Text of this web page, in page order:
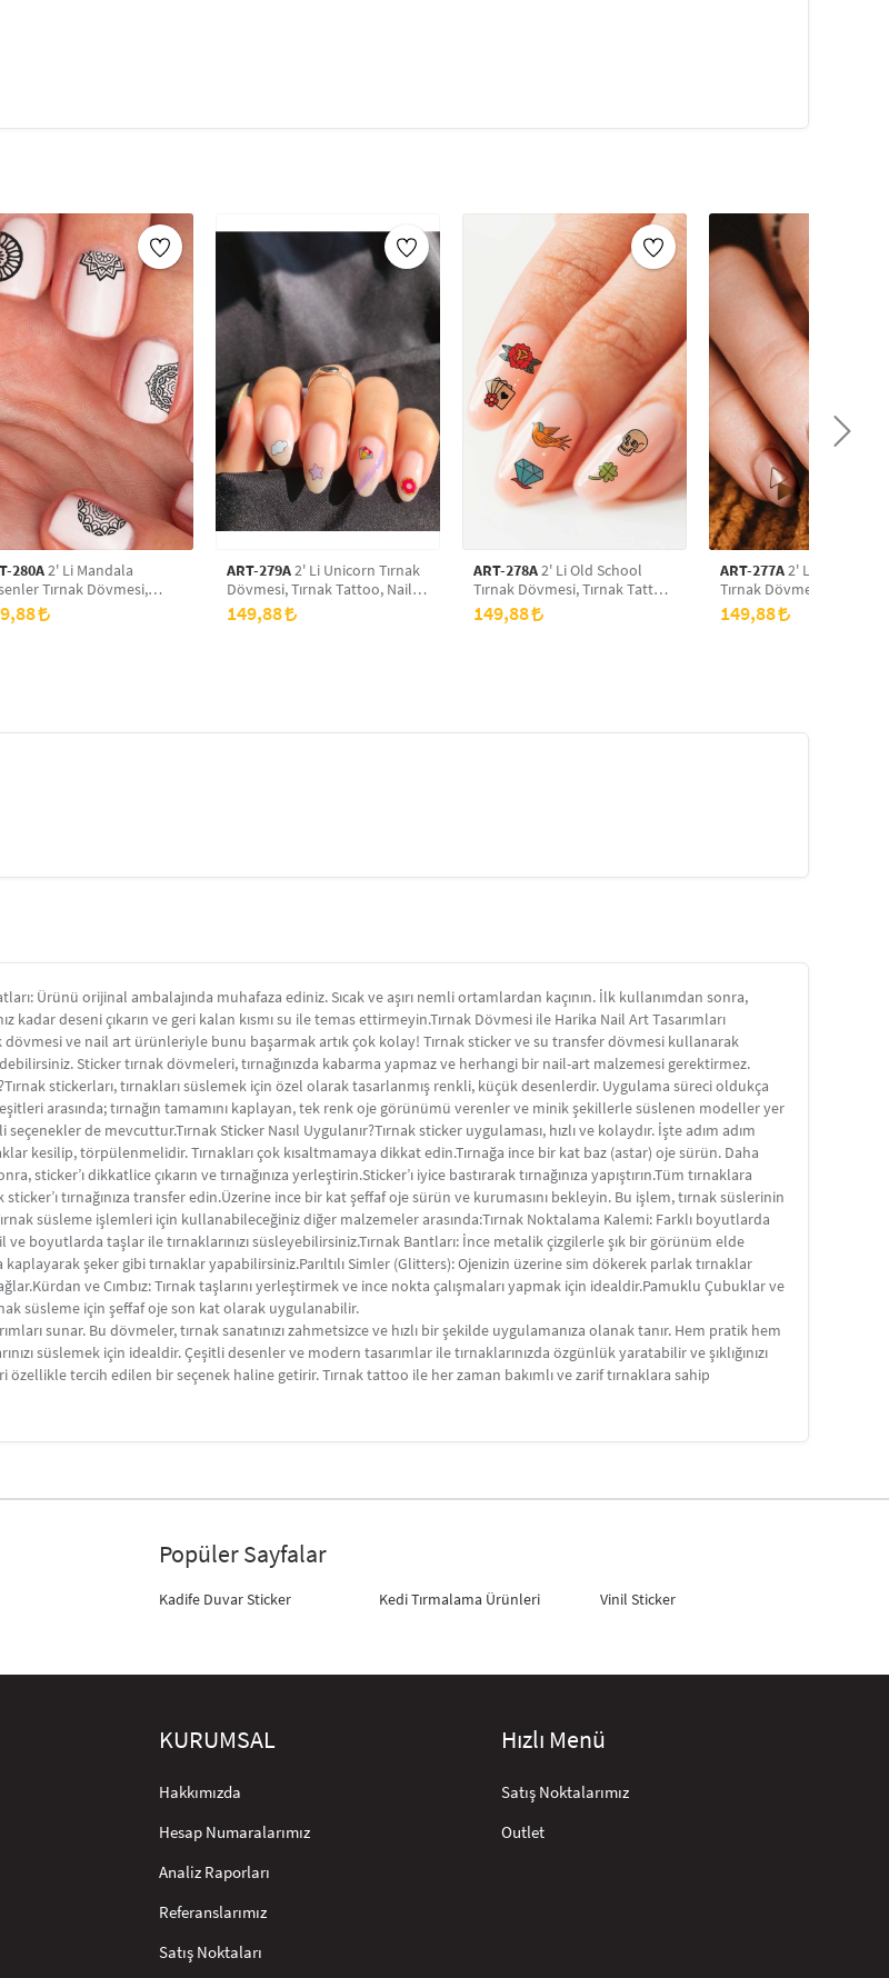
oluşturmak için kullanılır.Tırnak Taşları: Farklı renk, şekil ve boyutlarda taşlar ile tırnaklarınızı
yaratabilirsiniz.Tırnak Damgalama Seti: Kendi tasarımlarınızı yapabilmenizi sağlar.Kürdan ve
Cımbız: Tırnak taşlarını yerleştirmek ve ince nokta çalışmaları yapmak için idealdir.Pamuklu
Çubuklar ve Aseton: Oje taşmalarını temizlemek için kullanılır.Oje ve Şeffaf Oje (Astar): Tırnak
süsleme için şeffaf oje son kat olarak uygulanabilir.
Tırnak Tattoo, tırnaklarınıza eşsiz bir görünüm kazandıran geçici dövme tasarımları sunar. Bu
dövmeler, tırnak sanatınızı zahmetsizce ve hızlı bir şekilde uygulamanıza olanak tanır. Hem pratik
hem de şık bir seçenek olan tırnak dövmeleri, her gün veya özel günlerde tırnaklarınızı süslemek için
idealdir. Çeşitli desenler ve modern tasarımlar ile tırnaklarınızda özgünlük yaratabilir ve şıklığınızı
vurgulayabilirsiniz. Kolayca uygulanabilir ve çıkarılabilir olması, bu dövmeleri özellikle tercih edilen
bir seçenek haline getirir. Tırnak tattoo ile her zaman bakımlı ve zarif tırnaklara sahip olabilirsiniz.
280A2' Li Mandala
Tırnak Dövmesi,
Tattoo, Nail Art, Tırnak
ART-279A2' Li Unicorn Tırnak
Dövmesi, Tırnak Tattoo, Nail
Art, Tırnak Sticker
149,88
ART-278A2' Li Old School
Tırnak Dövmesi, Tırnak Tattoo,
Nail Art, Tırnak Sticker
149,88
ART-277A2' Li Boho
Tırnak Dövmesi, Tırnak
Nail Art, Tırnak Sticker
149,88
Ürünü orijinal ambalajında muhafaza ediniz. Sıcak ve aşırı nemli ortamlardan kaçının. İlk kullanımdan sonra,
deseni çıkarın ve geri kalan kısmı su ile temas ettirmeyin.Tırnak Dövmesi ile Harika Nail Art Tasarımları
dövmesi ve nail art ürünleriyle bunu başarmak artık çok kolay! Tırnak sticker ve su transfer dövmesi kullanarak
Sticker tırnak dövmeleri, tırnağınızda kabarma yapmaz ve herhangi bir nail-art malzemesi gerektirmez.
stickerları, tırnakları süslemek için özel olarak tasarlanmış renkli, küçük desenlerdir. Uygulama süreci oldukça
arasında; tırnağın tamamını kaplayan, tek renk oje görünümü verenler ve minik şekillerle süslenen modeller yer
de mevcuttur.Tırnak Sticker Nasıl Uygulanır?Tırnak sticker uygulaması, hızlı ve kolaydır. İşte adım adım
kesilip, törpülenmelidir. Tırnakları çok kısaltmamaya dikkat edin.Tırnağa ince bir kat baz (astar) oje sürün. Daha
dikkatlice çıkarın ve tırnağınıza yerleştirin.Sticker’ı iyice bastırarak tırnağınıza yapıştırın.Tüm tırnaklara
tırnağınıza transfer edin.Üzerine ince bir kat şeffaf oje sürün ve kurumasını bekleyin. Bu işlem, tırnak süslerinin
süsleme işlemleri için kullanabileceğiniz diğer malzemeler arasında:Tırnak Noktalama Kalemi: Farklı boyutlarda
boyutlarda taşlar ile tırnaklarınızı süsleyebilirsiniz.Tırnak Bantları: İnce metalik çizgilerle şık bir görünüm elde
şeker gibi tırnaklar yapabilirsiniz.Parıltılı Simler (Glitters): Ojenizin üzerine sim dökerek parlak tırnaklar
ve Cımbız: Tırnak taşlarını yerleştirmek ve ince nokta çalışmaları yapmak için idealdir.Pamuklu Çubuklar ve
süsleme için şeffaf oje son kat olarak uygulanabilir.
sunar. Bu dövmeler, tırnak sanatınızı zahmetsizce ve hızlı bir şekilde uygulamanıza olanak tanır. Hem pratik hem
süslemek için idealdir. Çeşitli desenler ve modern tasarımlar ile tırnaklarınızda özgünlük yaratabilir ve şıklığınızı
tercih edilen bir seçenek haline getirir. Tırnak tattoo ile her zaman bakımlı ve zarif tırnaklara sahip
Popüler Sayfalar
Kadife Duvar Sticker Kedi Tırmalama Ürünleri Vinil Sticker
KURUMSAL
Hakkımızda
Hesap Numaralarımız
Analiz Raporları
Referanslarımız
Satış Noktaları
Hızlı Menü
Satış Noktalarımız
Outlet